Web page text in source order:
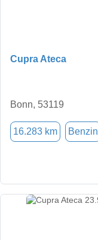
Cupra Ateca
Bonn, 53119
16.283 km Benzin